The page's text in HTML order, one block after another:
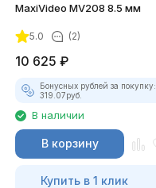
MaxiVideo MV208 8.5 мм
5.0 (2)
10 625 ₽
Бонусных рублей за покупку:
319.07руб.
В наличии
В корзину
Купить в 1 клик